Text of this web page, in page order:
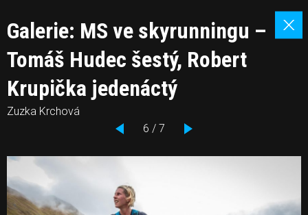
Galerie: MS ve skyrunningu –
Tomáš Hudec šestý, Robert
Krupička jedenáctý
Zuzka Krchová
6 / 7